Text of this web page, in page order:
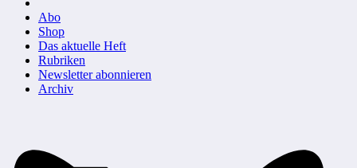
Abo
Shop
Das aktuelle Heft
Rubriken
Newsletter abonnieren
Archiv